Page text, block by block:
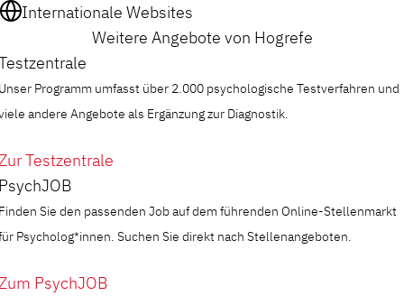
Internationale Websites
Weitere Angebote von Hogrefe
Programm umfasst über 2.000 psychologische Testverfahren und
andere Angebote als Ergänzung zur Diagnostik.
Testzentrale
Sie den passenden Job auf dem führenden Online-Stellenmarkt
Psycholog*innen. Suchen Sie direkt nach Stellenangeboten.
PsychJOB